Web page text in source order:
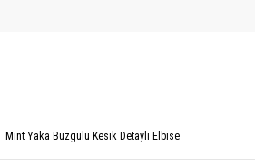
Mint Yaka Büzgülü Kesik Detaylı Elbise